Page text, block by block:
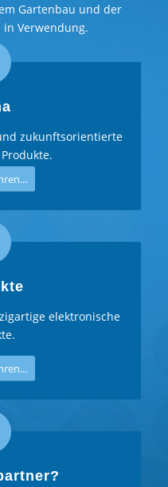
Gartenbau und der
Verwendung.
zukunftsorientierte
elektronische